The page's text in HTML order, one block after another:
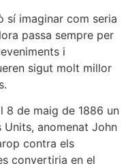
sí imaginar com seria
passa sempre per
i
sigut molt millor
8 de maig de 1886 un
Units, anomenat John
contra els
convertiria en el